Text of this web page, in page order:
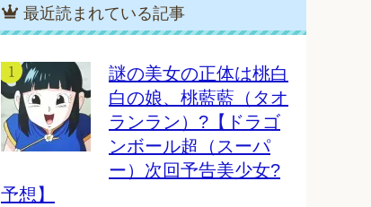
最近読まれている記事
謎の美女の正体は桃白
白の娘、桃藍藍（タオ
ランラン）?【ドラゴ
ンボール超（スーパ
ー）次回予告美少女?
予想】